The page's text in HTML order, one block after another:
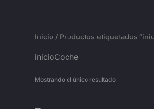
Inicio / Productos etiquetados
inicioCoche
Mostrando el único resultado